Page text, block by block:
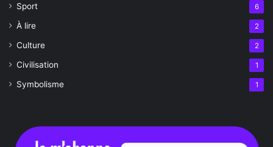
Sport 6
À lire 2
Culture 2
Civilisation 1
Symbolisme 1